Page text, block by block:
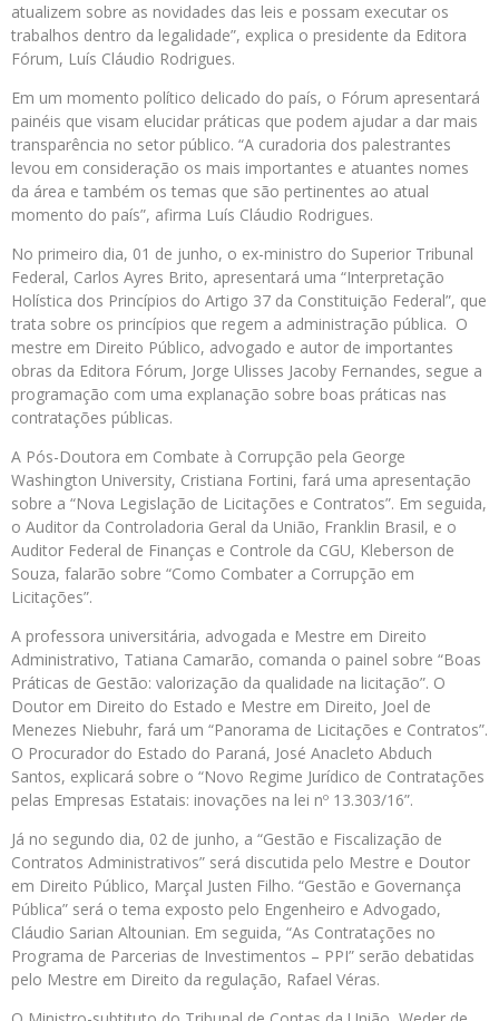
atualizem sobre as novidades das leis e possam executar os
trabalhos dentro da legalidade”, explica o presidente da Editora
Fórum, Luís Cláudio Rodrigues.
Em um momento político delicado do país, o Fórum apresentará
painéis que visam elucidar práticas que podem ajudar a dar mais
transparência no setor público. “A curadoria dos palestrantes
levou em consideração os mais importantes e atuantes nomes
da área e também os temas que são pertinentes ao atual
momento do país”, afirma Luís Cláudio Rodrigues.
No primeiro dia, 01 de junho, o ex-ministro do Superior Tribunal
Federal, Carlos Ayres Brito, apresentará uma “Interpretação
Holística dos Princípios do Artigo 37 da Constituição Federal”, que
trata sobre os princípios que regem a administração pública. O
mestre em Direito Público, advogado e autor de importantes
obras da Editora Fórum, Jorge Ulisses Jacoby Fernandes, segue a
programação com uma explanação sobre boas práticas nas
contratações públicas.
A Pós-Doutora em Combate à Corrupção pela George
Washington University, Cristiana Fortini, fará uma apresentação
sobre a “Nova Legislação de Licitações e Contratos”. Em seguida,
o Auditor da Controladoria Geral da União, Franklin Brasil, e o
Auditor Federal de Finanças e Controle da CGU, Kleberson de
Souza, falarão sobre “Como Combater a Corrupção em
Licitações”.
A professora universitária, advogada e Mestre em Direito
Administrativo, Tatiana Camarão, comanda o painel sobre “Boas
Práticas de Gestão: valorização da qualidade na licitação”. O
Doutor em Direito do Estado e Mestre em Direito, Joel de
Menezes Niebuhr, fará um “Panorama de Licitações e Contratos”.
O Procurador do Estado do Paraná, José Anacleto Abduch
Santos, explicará sobre o “Novo Regime Jurídico de Contratações
pelas Empresas Estatais: inovações na lei nº 13.303/16”.
Já no segundo dia, 02 de junho, a “Gestão e Fiscalização de
Contratos Administrativos” será discutida pelo Mestre e Doutor
em Direito Público, Marçal Justen Filho. “Gestão e Governança
Pública” será o tema exposto pelo Engenheiro e Advogado,
Cláudio Sarian Altounian. Em seguida, “As Contratações no
Programa de Parcerias de Investimentos – PPI” serão debatidas
pelo Mestre em Direito da regulação, Rafael Véras.